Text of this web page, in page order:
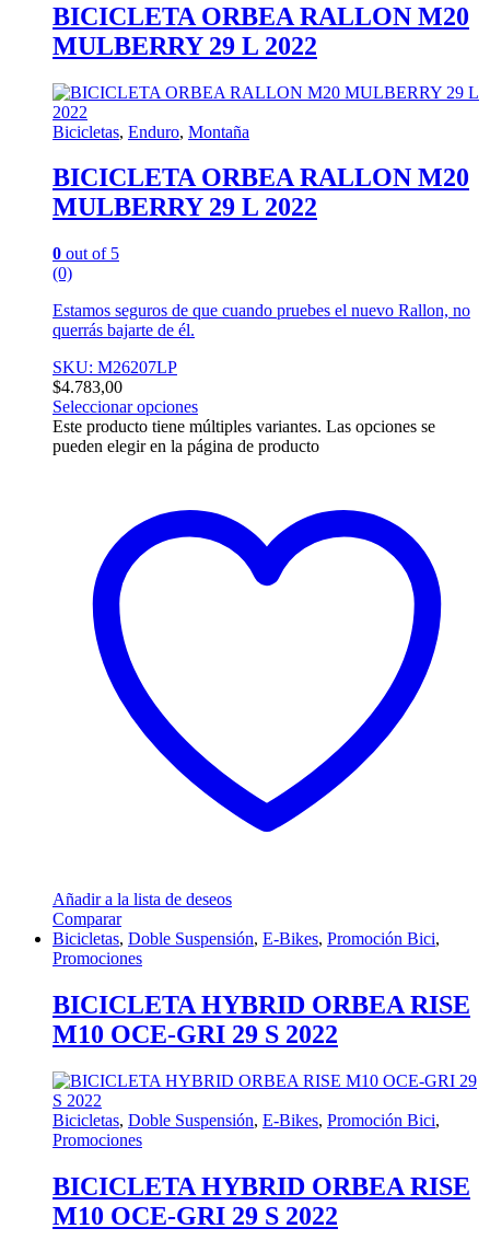
BICICLETA ORBEA RALLON M20
MULBERRY 29 L 2022
Bicicletas, Enduro, Montaña
BICICLETA ORBEA RALLON M20
MULBERRY 29 L 2022
0 out of 5
(0)
Estamos seguros de que cuando pruebes el nuevo Rallon, no
querrás bajarte de él.
SKU: M26207LP
$4.783,00
Seleccionar opciones
Este producto tiene múltiples variantes. Las opciones se
pueden elegir en la página de producto
Añadir a la lista de deseos
Comparar
Bicicletas, Doble Suspensión, E-Bikes, Promoción Bici,
Promociones
BICICLETA HYBRID ORBEA RISE
M10 OCE-GRI 29 S 2022
Bicicletas, Doble Suspensión, E-Bikes, Promoción Bici,
Promociones
BICICLETA HYBRID ORBEA RISE
M10 OCE-GRI 29 S 2022